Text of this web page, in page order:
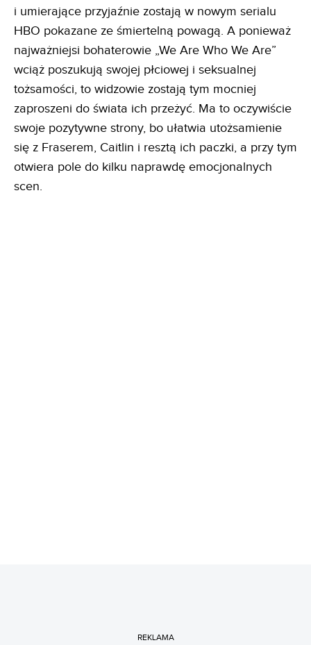
i umierające przyjaźnie zostają w nowym serialu
HBO pokazane ze śmiertelną powagą. A ponieważ
najważniejsi bohaterowie „We Are Who We Are”
wciąż poszukują swojej płciowej i seksualnej
tożsamości, to widzowie zostają tym mocniej
zaproszeni do świata ich przeżyć. Ma to oczywiście
swoje pozytywne strony, bo ułatwia utożsamienie
się z Fraserem, Caitlin i resztą ich paczki, a przy tym
otwiera pole do kilku naprawdę emocjonalnych
scen.
REKLAMA